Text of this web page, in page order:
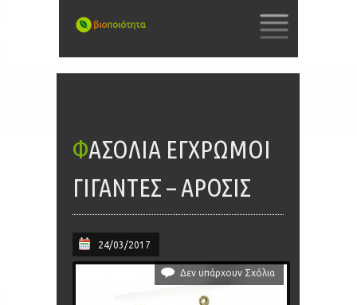
TO
ΦΑΣΌΛΙΑ ΈΓΧΡΩΜΟΙ
ΓΊΓΑΝΤΕΣ – ΆΡΟΣΙΣ
24/03/2017
Δεν υπάρχουν Σχόλια